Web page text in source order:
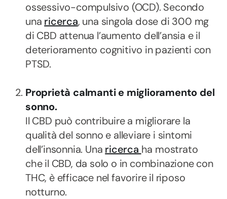
ossessivo-compulsivo (OCD). Secondo
una ricerca, una singola dose di 300 mg
di CBD attenua l’aumento dell’ansia e il
deterioramento cognitivo in pazienti con
PTSD.
Proprietà calmanti e miglioramento del
sonno.
Il CBD può contribuire a migliorare la
qualità del sonno e alleviare i sintomi
dell’insonnia. Una ricerca ha mostrato
che il CBD, da solo o in combinazione con
THC, è efficace nel favorire il riposo
notturno.